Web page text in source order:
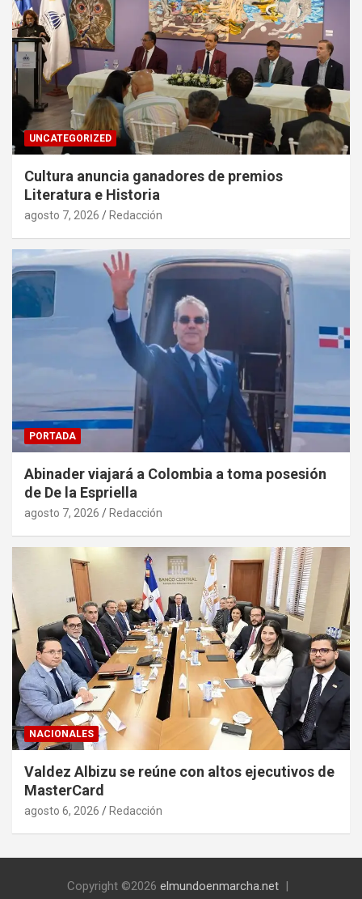
UNCATEGORIZED
Cultura anuncia ganadores de premios
Literatura e Historia
agosto 7, 2026 Redacción
PORTADA
Abinader viajará a Colombia a toma posesión
de De la Espriella
agosto 7, 2026 Redacción
NACIONALES
Valdez Albizu se reúne con altos ejecutivos de
MasterCard
agosto 6, 2026 Redacción
Copyright ©2026 elmundoenmarcha.net